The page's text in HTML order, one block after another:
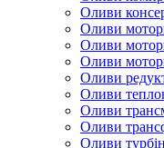
Оливи
Оливи
Оливи
Оливи
Оливи
Оливи
Оливи
Оливи
Оливи